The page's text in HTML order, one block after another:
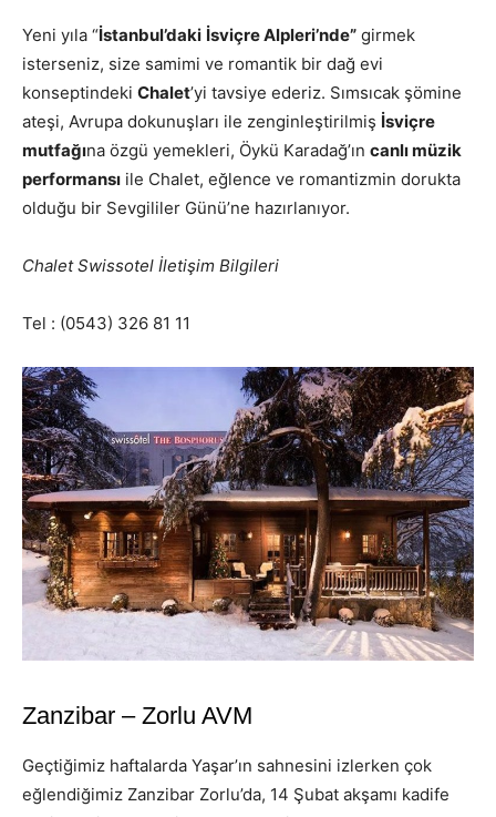
Yeni yıla “İstanbul’daki İsviçre Alpleri’nde” girmek
isterseniz, size samimi ve romantik bir dağ evi
konseptindeki Chalet’yi tavsiye ederiz. Sımsıcak şömine
ateşi, Avrupa dokunuşları ile zenginleştirilmiş İsviçre
mutfağına özgü yemekleri, Öykü Karadağ’ın canlı müzik
performansı ile Chalet, eğlence ve romantizmin dorukta
olduğu bir Sevgililer Günü’ne hazırlanıyor.
Chalet Swissotel İletişim Bilgileri
Tel : (0543) 326 81 11
Zanzibar – Zorlu AVM
Geçtiğimiz haftalarda Yaşar’ın sahnesini izlerken çok
eğlendiğimiz Zanzibar Zorlu’da, 14 Şubat akşamı kadife